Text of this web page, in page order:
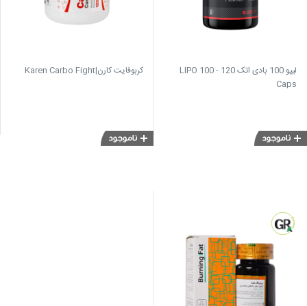
لیپو 100 بادی اتک LIPO 100 - 120
Caps
کربوفایت کارن|Karen Carbo Fight